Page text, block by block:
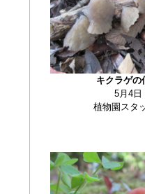
キクラゲの
5月4日
植物園スタ